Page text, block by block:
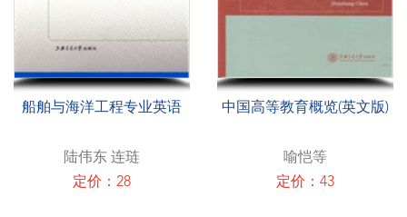
船舶与海洋工程专业英语
陆伟东 连琏
定价：28
中国高等教育概览(英文版)
喻恺等
定价：43